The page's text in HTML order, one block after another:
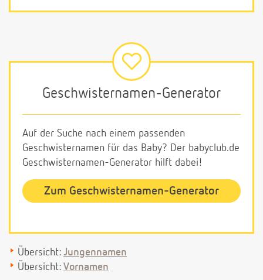
Geschwisternamen-Generator
Auf der Suche nach einem passenden
Geschwisternamen für das Baby? Der babyclub.de
Geschwisternamen-Generator hilft dabei!
Zum Geschwisternamen-Generator
Übersicht: Jungennamen
Übersicht: Vornamen